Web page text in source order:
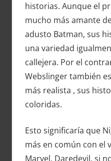
historias. Aunque el
mucho más amante
adusto Batman, sus
una variedad
callejera. Por el
Webslinger también
más realista , sus
coloridas.
Esto significaría que
más en común con el
Marvel, Daredevil, si